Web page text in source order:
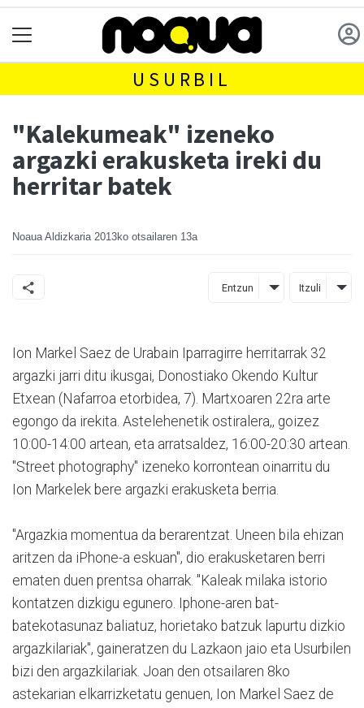
USURBIL
"Kalekumeak" izeneko
argazki erakusketa ireki du
herritar batek
Noaua Aldizkaria 2013ko otsailaren 13a
Entzun Itzuli
Ion Markel Saez de Urabain Iparragirre herritarrak 32
argazki jarri ditu ikusgai, Donostiako Okendo Kultur
Etxean (Nafarroa etorbidea, 7). Martxoaren 22ra arte
egongo da irekita. Astelehenetik ostiralera,, goizez
10:00-14:00 artean, eta arratsaldez, 16:00-20:30 artean.
"Street photography" izeneko korrontean oinarritu du
Ion Markelek bere argazki erakusketa berria.
"Argazkia momentua da berarentzat. Uneen bila ehizan
aritzen da iPhone-a eskuan", dio erakusketaren berri
ematen duen prentsa oharrak. "Kaleak milaka istorio
kontatzen dizkigu egunero. Iphone-aren bat-
batekotasunaz baliatuz, horietako batzuk lapurtu dizkio
argazkilariak", gaineratzen du Lazkaon jaio eta Usurbilen
bizi den argazkilariak. Joan den otsailaren 8ko
astekarian elkarrizketatu genuen, Ion Markel Saez de